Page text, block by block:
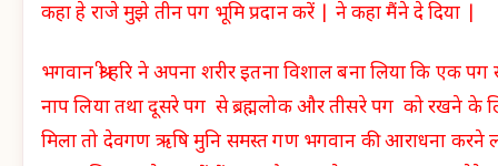
कहा हे राजे मुझे तीन पग भूमि प्रदान करें | ने कहा मैंने दे दिया |
भगवान श्री हरि ने अपना शरीर इतना विशाल बना लिया कि एक
नाप लिया तथा दूसरे पग से ब्रह्मलोक और तीसरे पग को रखने के
मिला तो देवगण ऋषि मुनि समस्त गण भगवान की आराधना